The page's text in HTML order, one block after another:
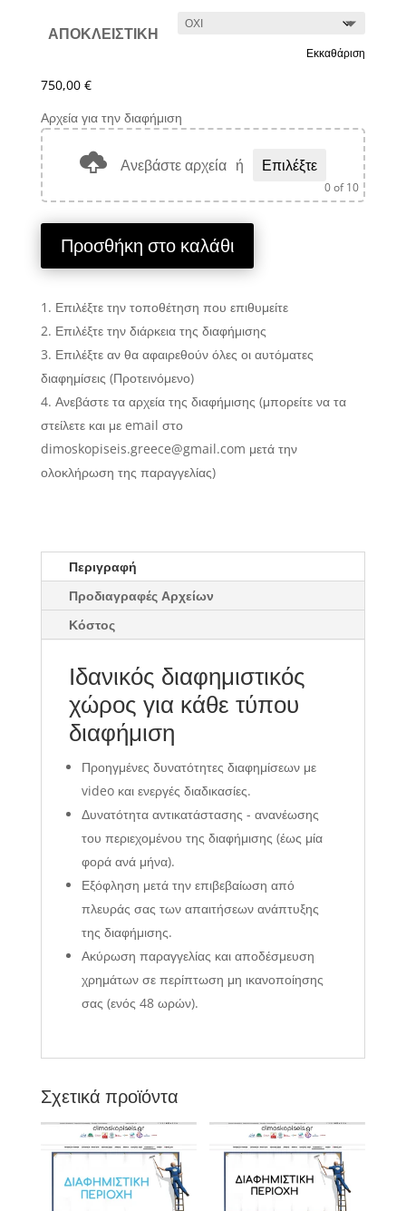
ΑΠΟΚΛΕΙΣΤΙΚΗ
Εκκαθάριση
750,00 €
Αρχεία για την διαφήμιση
Ανεβάστε αρχεία ή Επιλέξτε
0of 10
Προσθήκη στο καλάθι
Επιλέξτε την τοποθέτηση που επιθυμείτε
Επιλέξτε την διάρκεια της διαφήμισης
Επιλέξτε αν θα αφαιρεθούν όλες οι αυτόματες
διαφημίσεις (Προτεινόμενο)
Ανεβάστε τα αρχεία της διαφήμισης (μπορείτε να τα
στείλετε και με email στο
dimoskopiseis.greece@gmail.com μετά την
ολοκλήρωση της παραγγελίας)
Περιγραφή
Προδιαγραφές Αρχείων
Κόστος
Ιδανικός διαφημιστικός
χώρος για κάθε τύπου
διαφήμιση
Προηγμένες δυνατότητες διαφημίσεων με
video και ενεργές διαδικασίες.
Δυνατότητα αντικατάστασης - ανανέωσης
του περιεχομένου της διαφήμισης (έως μία
φορά ανά μήνα).
Εξόφληση μετά την επιβεβαίωση από
πλευράς σας των απαιτήσεων ανάπτυξης
της διαφήμισης.
Ακύρωση παραγγελίας και αποδέσμευση
χρημάτων σε περίπτωση μη ικανοποίησης
σας (ενός 48 ωρών).
Σχετικά προϊόντα